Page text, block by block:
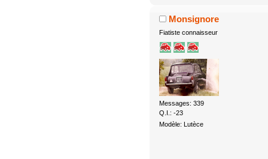
Monsignore
Fiatiste connaisseur
Messages: 339
Q.I.: -23
Modèle: Lutèce